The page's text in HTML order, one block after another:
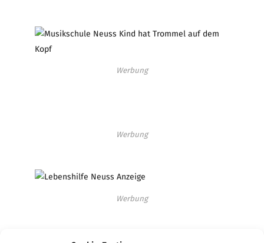
Werbung
Werbung
Werbung